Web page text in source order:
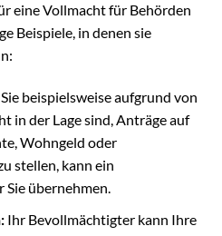
eine Vollmacht für Behörden
Beispiele, in denen sie
beispielsweise aufgrund von
in der Lage sind, Anträge auf
Wohngeld oder
stellen, kann ein
übernehmen.
Ihr Bevollmächtigter kann Ihre